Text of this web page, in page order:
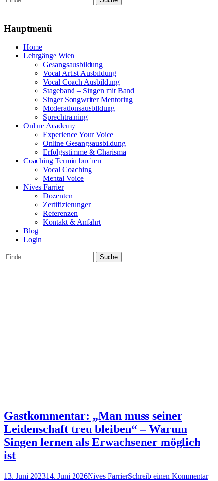
nach:
Hauptmenü
Zum
Inhalt
Home
Lehrgänge Wien
Gesangsausbildung
Vocal Artist Ausbildung
Vocal Coach Ausbildung
Stageband – Singen mit Band
Singer Songwriter Mentoring
Moderationsausbildung
Sprechtraining
Online Academy
Experience Your Voice
Online Gesangsausbildung
Erfolgsstimme & Charisma
Coaching Termin buchen
Vocal Coaching
Mental Voice
Nives Farrier
Dozenten
Zertifizierungen
Referenzen
Kontakt & Anfahrt
Blog
Login
bei
der
Suche
nach:
Gastkommentar: „Man muss seiner
Leidenschaft treu bleiben“ – Warum
Singen lernen als Erwachsener möglich
ist
Posted
13. Juni 202314. Juni 2026Autor
Nives FarrierSchreib einen Kommentar